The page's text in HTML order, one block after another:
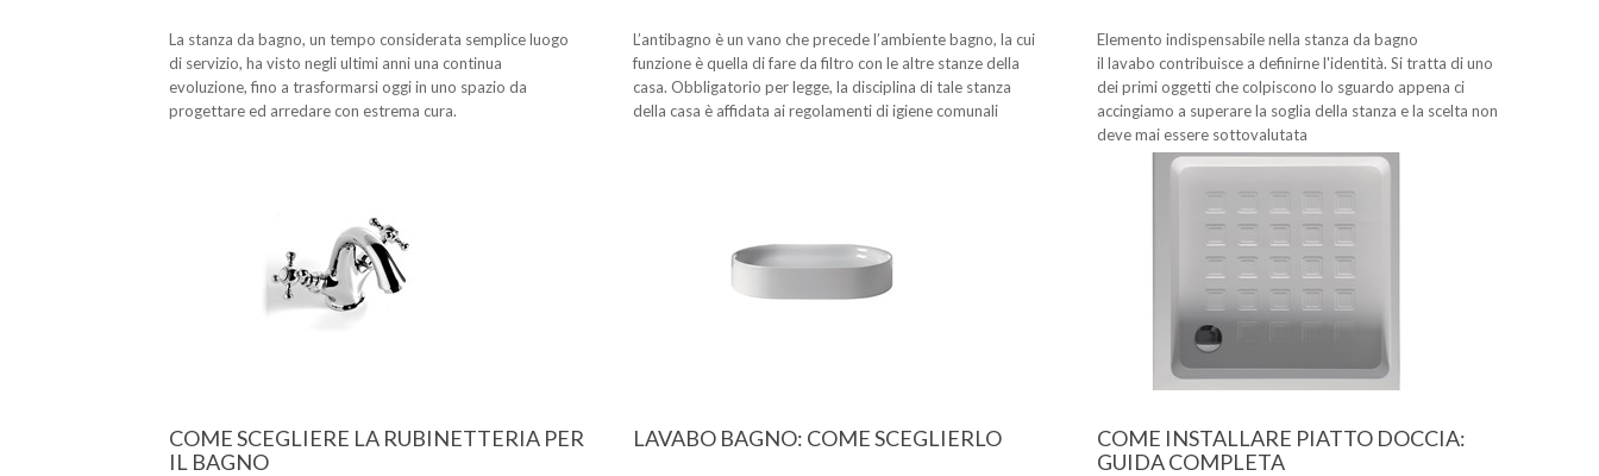
La stanza da bagno, un tempo considerata semplice luogo
di servizio, ha visto negli ultimi anni una continua
evoluzione, fino a trasformarsi oggi in uno spazio da
progettare ed arredare con estrema cura.
L’antibagno è un vano che precede l’ambiente bagno, la cui
funzione è quella di fare da filtro con le altre stanze della
casa. Obbligatorio per legge, la disciplina di tale stanza
della casa è affidata ai regolamenti di igiene comunali
Elemento indispensabile nella stanza da bagno
il lavabo contribuisce a definirne l'identità. Si tratta di uno
dei primi oggetti che colpiscono lo sguardo appena ci
accingiamo a superare la soglia della stanza e la scelta non
deve mai essere sottovalutata
COME SCEGLIERE LA RUBINETTERIA PER
IL BAGNO
LAVABO BAGNO: COME SCEGLIERLO
COME INSTALLARE PIATTO DOCCIA:
GUIDA COMPLETA